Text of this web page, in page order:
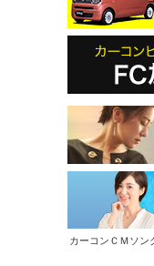
カーコンＣＭソン